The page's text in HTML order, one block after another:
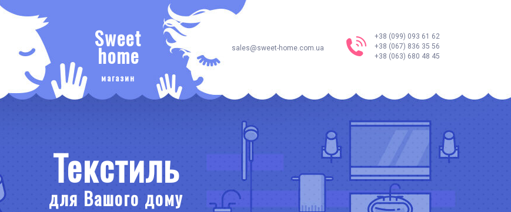
Sweet
home
магазин
sales@sweet-home.com.ua
+38 (099) 093 61 62
+38 (067) 836 35 56
+38 (063) 680 48 45
Текстиль
для Вашого дому